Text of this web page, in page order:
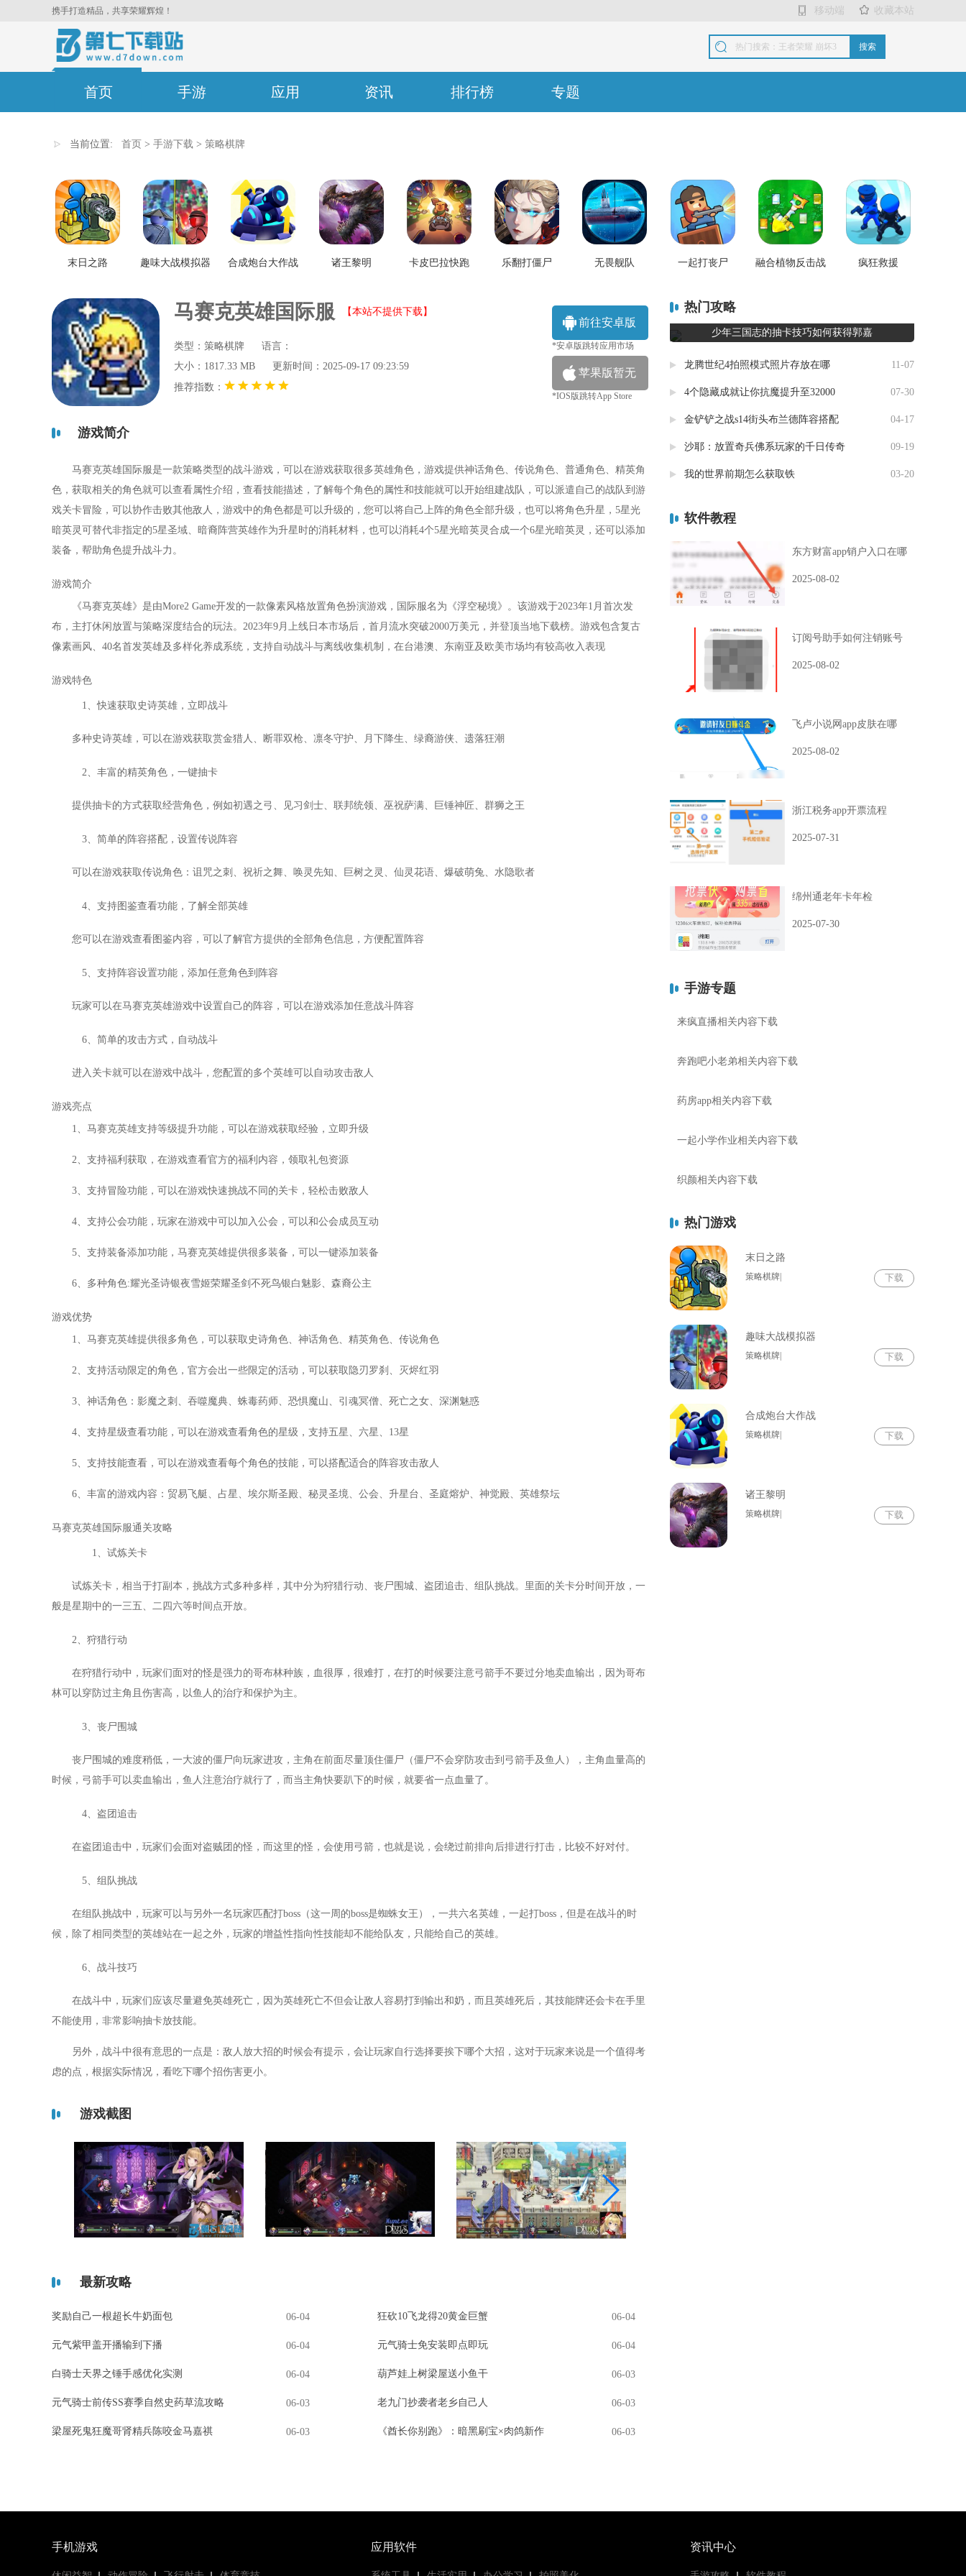
携手打造精品，共享荣耀辉煌！ 移动端 收藏本站
搜索
首页 手游 应用 资讯 排行榜 专题
当前位置: 首页 > 手游下载 > 策略棋牌
末日之路 趣味大战模拟器 合成炮台大作战 诸王黎明 卡皮巴拉快跑 乐翻打僵尸 无畏舰队 一起打丧尸 融合植物反击战 疯狂救援
马赛克英雄国际服 【本站不提供下载】
类型：策略棋牌
语言：
大小：1817.33 MB
更新时间：2025-09-17 09:23:59
推荐指数：
前往安卓版
*安卓版跳转应用市场
苹果版暂无
*IOS版跳转App Store
游戏简介
马赛克英雄国际服是一款策略类型的战斗游戏，可以在游戏获取很多英雄角色，游戏提供神话角色、传说角色、普通角色、精英角
色，获取相关的角色就可以查看属性介绍，查看技能描述，了解每个角色的属性和技能就可以开始组建战队，可以派遣自己的战队到游
戏关卡冒险，可以协作击败其他敌人，游戏中的角色都是可以升级的，您可以将自己上阵的角色全部升级，也可以将角色升星，5星光
暗英灵可替代非指定的5星圣域、暗裔阵营英雄作为升星时的消耗材料，也可以消耗4个5星光暗英灵合成一个6星光暗英灵，还可以添加
装备，帮助角色提升战斗力。
游戏简介
《马赛克英雄》是由More2 Game开发的一款像素风格放置角色扮演游戏，国际服名为《浮空秘境》。该游戏于2023年1月首次发
布，主打休闲放置与策略深度结合的玩法。2023年9月上线日本市场后，首月流水突破2000万美元，并登顶当地下载榜。游戏包含复古
像素画风、40名首发英雄及多样化养成系统，支持自动战斗与离线收集机制，在台港澳、东南亚及欧美市场均有较高收入表现
游戏特色
1、快速获取史诗英雄，立即战斗
多种史诗英雄，可以在游戏获取赏金猎人、断罪双枪、凛冬守护、月下降生、绿裔游侠、遗落狂潮
2、丰富的精英角色，一键抽卡
提供抽卡的方式获取经营角色，例如初遇之弓、见习剑士、联邦统领、巫祝萨满、巨锤神匠、群狮之王
3、简单的阵容搭配，设置传说阵容
可以在游戏获取传说角色：诅咒之刺、祝祈之舞、唤灵先知、巨树之灵、仙灵花语、爆破萌兔、水隐歌者
4、支持图鉴查看功能，了解全部英雄
您可以在游戏查看图鉴内容，可以了解官方提供的全部角色信息，方便配置阵容
5、支持阵容设置功能，添加任意角色到阵容
玩家可以在马赛克英雄游戏中设置自己的阵容，可以在游戏添加任意战斗阵容
6、简单的攻击方式，自动战斗
进入关卡就可以在游戏中战斗，您配置的多个英雄可以自动攻击敌人
游戏亮点
1、马赛克英雄支持等级提升功能，可以在游戏获取经验，立即升级
2、支持福利获取，在游戏查看官方的福利内容，领取礼包资源
3、支持冒险功能，可以在游戏快速挑战不同的关卡，轻松击败敌人
4、支持公会功能，玩家在游戏中可以加入公会，可以和公会成员互动
5、支持装备添加功能，马赛克英雄提供很多装备，可以一键添加装备
6、多种角色:耀光圣诗银夜雪姬荣耀圣剑不死鸟银白魅影、森裔公主
游戏优势
1、马赛克英雄提供很多角色，可以获取史诗角色、神话角色、精英角色、传说角色
2、支持活动限定的角色，官方会出一些限定的活动，可以获取隐刃罗刹、灭烬红羽
3、神话角色：影魔之刺、吞噬魔典、蛛毒药师、恐惧魔山、引魂冥僧、死亡之女、深渊魅惑
4、支持星级查看功能，可以在游戏查看角色的星级，支持五星、六星、13星
5、支持技能查看，可以在游戏查看每个角色的技能，可以搭配适合的阵容攻击敌人
6、丰富的游戏内容：贸易飞艇、占星、埃尔斯圣殿、秘灵圣境、公会、升星台、圣庭熔炉、神觉殿、英雄祭坛
马赛克英雄国际服通关攻略
1、试炼关卡
试炼关卡，相当于打副本，挑战方式多种多样，其中分为狩猎行动、丧尸围城、盗团追击、组队挑战。里面的关卡分时间开放，一
般是星期中的一三五、二四六等时间点开放。
2、狩猎行动
在狩猎行动中，玩家们面对的怪是强力的哥布林种族，血很厚，很难打，在打的时候要注意弓箭手不要过分地卖血输出，因为哥布
林可以穿防过主角且伤害高，以鱼人的治疗和保护为主。
3、丧尸围城
丧尸围城的难度稍低，一大波的僵尸向玩家进攻，主角在前面尽量顶住僵尸（僵尸不会穿防攻击到弓箭手及鱼人），主角血量高的
时候，弓箭手可以卖血输出，鱼人注意治疗就行了，而当主角快要趴下的时候，就要省一点血量了。
4、盗团追击
在盗团追击中，玩家们会面对盗贼团的怪，而这里的怪，会使用弓箭，也就是说，会绕过前排向后排进行打击，比较不好对付。
5、组队挑战
在组队挑战中，玩家可以与另外一名玩家匹配打boss（这一周的boss是蜘蛛女王），一共六名英雄，一起打boss，但是在战斗的时
候，除了相同类型的英雄站在一起之外，玩家的增益性指向性技能却不能给队友，只能给自己的英雄。
6、战斗技巧
在战斗中，玩家们应该尽量避免英雄死亡，因为英雄死亡不但会让敌人容易打到输出和奶，而且英雄死后，其技能牌还会卡在手里
不能使用，非常影响抽卡放技能。
另外，战斗中很有意思的一点是：敌人放大招的时候会有提示，会让玩家自行选择要挨下哪个大招，这对于玩家来说是一个值得考
虑的点，根据实际情况，看吃下哪个招伤害更小。
游戏截图
最新攻略
奖励自己一根超长牛奶面包 06-04 狂砍10飞龙得20黄金巨蟹 06-04
元气紫甲盖开播输到下播 06-04 元气骑士免安装即点即玩 06-04
白骑士天界之锤手感优化实测 06-04 葫芦娃上树梁屋送小鱼干 06-03
元气骑士前传SS赛季自然史药草流攻略 06-03 老九门抄袭者老乡自己人 06-03
梁屋死鬼狂魔哥肾精兵陈咬金马嘉祺 06-03 《酋长你别跑》：暗黑刷宝×肉鸽新作 06-03
热门攻略
少年三国志的抽卡技巧如何获得郭嘉
龙腾世纪4拍照模式照片存放在哪 11-07
4个隐藏成就让你抗魔提升至32000 07-30
金铲铲之战s14街头布兰德阵容搭配 04-17
沙耶：放置奇兵佛系玩家的千日传奇 09-19
我的世界前期怎么获取铁 03-20
软件教程
东方财富app销户入口在哪
2025-08-02
订阅号助手如何注销账号
2025-08-02
飞卢小说网app皮肤在哪
2025-08-02
浙江税务app开票流程
2025-07-31
绵州通老年卡年检
2025-07-30
手游专题
来疯直播相关内容下载
奔跑吧小老弟相关内容下载
药房app相关内容下载
一起小学作业相关内容下载
织颜相关内容下载
热门游戏
末日之路
策略棋牌| 下载
趣味大战模拟器
策略棋牌| 下载
合成炮台大作战
策略棋牌| 下载
诸王黎明
策略棋牌| 下载
手机游戏 应用软件 资讯中心